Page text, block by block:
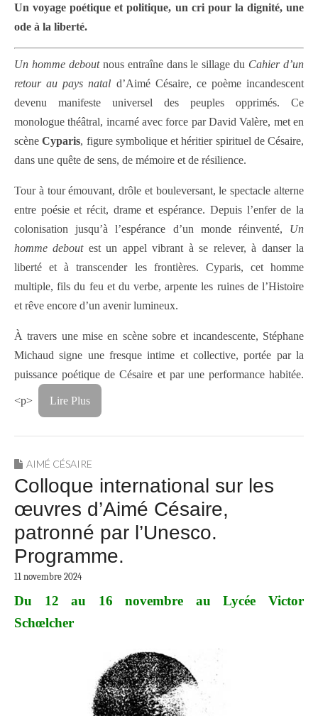
Un voyage poétique et politique, un cri pour la dignité, une
ode à la liberté.
Un homme deboutnous entraîne dans le sillage du Cahier d’un
retour au pays natal d’Aimé Césaire, ce poème incandescent
devenu manifeste universel des peuples opprimés. Ce
monologue théâtral, incarné avec force par David Valère, met en
scèneCyparis, figure symbolique et héritier spirituel de Césaire,
dans une quête de sens, de mémoire et de résilience.
Tour à tour émouvant, drôle et bouleversant, le spectacle alterne
entre poésie et récit, drame et espérance. Depuis l’enfer de la
colonisation jusqu’à l’espérance d’un monde réinventé, Un
homme deboutest un appel vibrant à se relever, à danser la
liberté et à transcender les frontières. Cyparis, cet homme
multiple, fils du feu et du verbe, arpente les ruines de l’Histoire
et rêve encore d’un avenir lumineux.
À travers une mise en scène sobre et incandescente, Stéphane
Michaud signe une fresque intime et collective, portée par la
puissance poétique de Césaire et par une performance habitée.
<p> Lire Plus
AIMÉ CÉSAIRE
Colloque international sur les
œuvres d’Aimé Césaire,
patronné par l’Unesco.
Programme.
11 novembre 2024
Du 12 au 16 novembre au Lycée Victor
Schœlcher